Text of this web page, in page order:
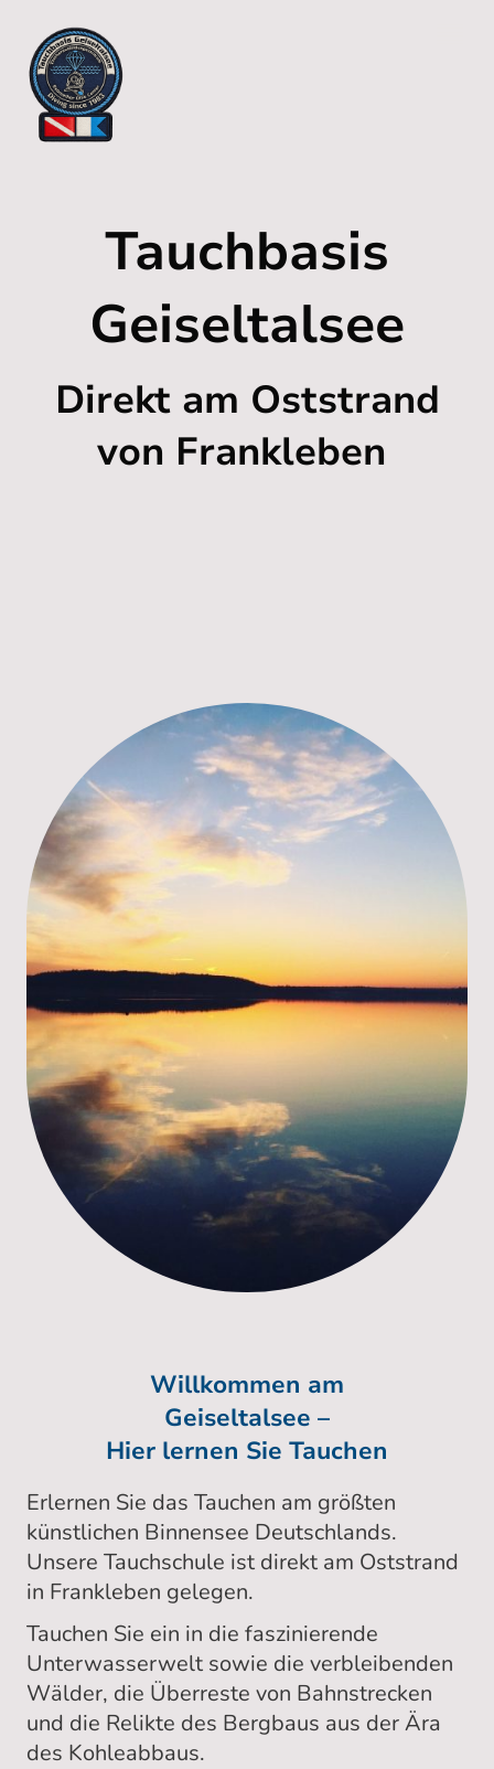
Tauchbasis
Geiseltalsee
Direkt am Oststrand
von Frankleben
Willkommen am
Geiseltalsee –
Hier lernen Sie Tauchen
Erlernen Sie das Tauchen am größten
künstlichen Binnensee Deutschlands.
Unsere Tauchschule ist direkt am Oststrand
in Frankleben gelegen.
Tauchen Sie ein in die faszinierende
Unterwasserwelt sowie die verbleibenden
Wälder, die Überreste von Bahnstrecken
und die Relikte des Bergbaus aus der Ära
des Kohleabbaus.